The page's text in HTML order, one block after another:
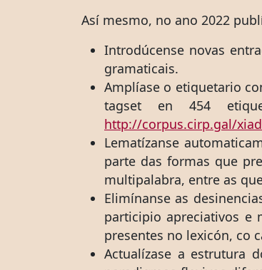
Así mesmo, no ano 2022
Introdúcense novas
gramaticais.
Amplíase o etiquetario
tagset en 454
http://corpus.cirp.gal/
Lematízanse
parte das formas que
multipalabra, entre as
Elimínanse as
participio apreciativos e
presentes no lexicón, co
Actualízase a estrutura